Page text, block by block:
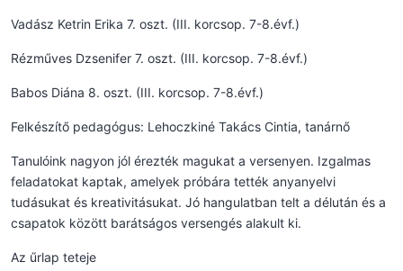
Vadász Ketrin Erika 7. oszt. (III. korcsop. 7-8.évf.)
Rézműves Dzsenifer 7. oszt. (III. korcsop. 7-8.évf.)
Babos Diána 8. oszt. (III. korcsop. 7-8.évf.)
Felkészítő pedagógus: Lehoczkiné Takács Cintia, tanárnő
Tanulóink nagyon jól érezték magukat a versenyen. Izgalmas
feladatokat kaptak, amelyek próbára tették anyanyelvi
tudásukat és kreativitásukat. Jó hangulatban telt a délután és a
csapatok között barátságos versengés alakult ki.
Az űrlap teteje